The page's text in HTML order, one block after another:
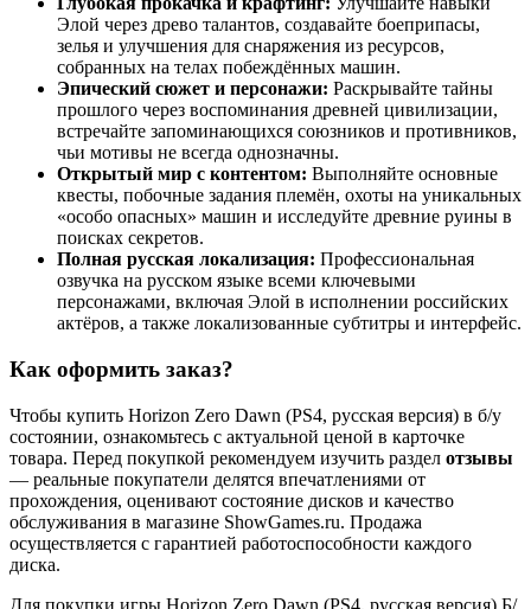
Элой через древо талантов, создавайте боеприпасы,
зелья и улучшения для снаряжения из ресурсов,
собранных на телах побеждённых машин.
Эпический сюжет и персонажи: Раскрывайте тайны
прошлого через воспоминания древней цивилизации,
встречайте запоминающихся союзников и противников,
чьи мотивы не всегда однозначны.
Открытый мир с контентом: Выполняйте основные
квесты, побочные задания племён, охоты на уникальных
«особо опасных» машин и исследуйте древние руины в
поисках секретов.
Полная русская локализация: Профессиональная
озвучка на русском языке всеми ключевыми
персонажами, включая Элой в исполнении российских
актёров, а также локализованные субтитры и интерфейс.
Как оформить заказ?
Чтобы купить Horizon Zero Dawn (PS4, русская версия) в б/у
состоянии, ознакомьтесь с актуальной ценой в карточке
товара. Перед покупкой рекомендуем изучить раздел отзывы
— реальные покупатели делятся впечатлениями от
прохождения, оценивают состояние дисков и качество
обслуживания в магазине ShowGames.ru. Продажа
осуществляется с гарантией работоспособности каждого
диска.
Для покупки игры Horizon Zero Dawn (PS4, русская версия) Б/